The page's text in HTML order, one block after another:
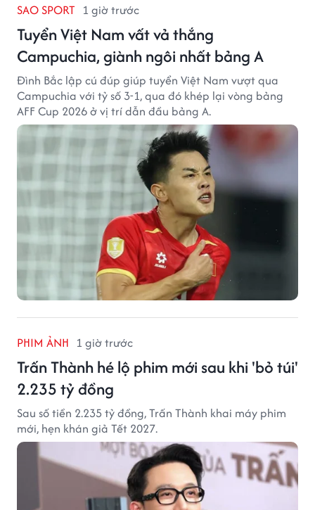
SAO SPORT 1 giờ trước
Tuyển Việt Nam vất vả thắng
Campuchia, giành ngôi nhất bảng A
Đình Bắc lập cú đúp giúp tuyển Việt Nam vượt qua
Campuchia với tỷ số 3-1, qua đó khép lại vòng bảng
AFF Cup 2026 ở vị trí dẫn đầu bảng A.
PHIM ẢNH 1 giờ trước
Trấn Thành hé lộ phim mới sau khi 'bỏ túi'
2.235 tỷ đồng
Sau số tiền 2.235 tỷ đồng, Trấn Thành khai máy phim
mới, hẹn khán giả Tết 2027.